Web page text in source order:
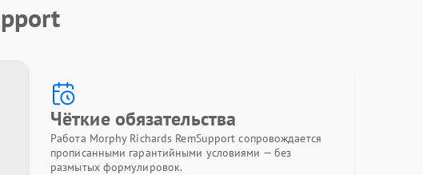
Чёткие обязательства
Работа Morphy Richards RemSupport сопровождается
прописанными гарантийными условиями — без
размытых формулировок.